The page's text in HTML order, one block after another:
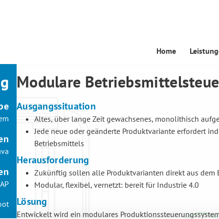
Home
Modulare
Ausgangssituation
Altes, über lange Zeit gewachsenes, monolithisch
Jede neue oder geänderte Produktvariante erfordert
Betriebsmittels
Herausforderung
Zukünftig sollen alle Produktvarianten direkt aus dem
Modular, flexibel, vernetzt: bereit für Industrie 4.0
Lösung
Entwickelt wird ein modulares